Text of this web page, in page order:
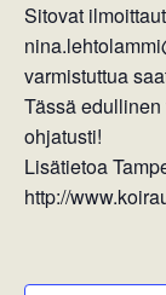
Sitovat
varmistuttua
Tässä
ohjatusti!
Lisätietoa
http://